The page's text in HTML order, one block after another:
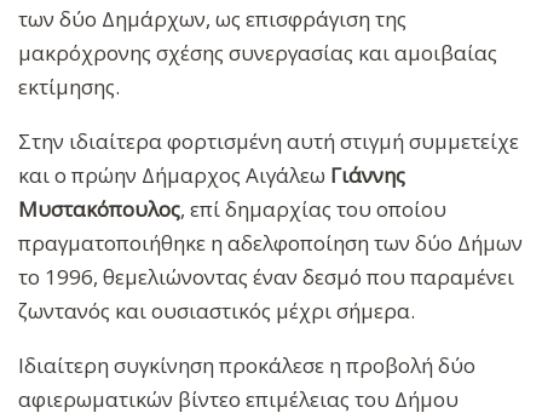
των δύο Δημάρχων, ως επισφράγιση της
μακρόχρονης σχέσης συνεργασίας και αμοιβαίας
εκτίμησης.
Στην ιδιαίτερα φορτισμένη αυτή στιγμή συμμετείχε
και ο πρώην Δήμαρχος Αιγάλεω Γιάννης
Μυστακόπουλος, επί δημαρχίας του οποίου
πραγματοποιήθηκε η αδελφοποίηση των δύο Δήμων
το 1996, θεμελιώνοντας έναν δεσμό που παραμένει
ζωντανός και ουσιαστικός μέχρι σήμερα.
Ιδιαίτερη συγκίνηση προκάλεσε η προβολή δύο
αφιερωματικών βίντεο επιμέλειας του Δήμου